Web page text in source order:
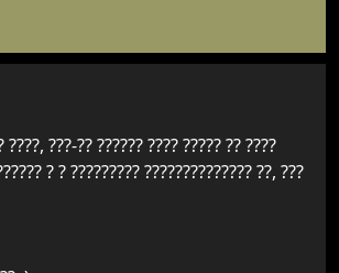
???-?? ?????? ???? ????? ?? ????
? ? ????????? ?????????????? ??, ???